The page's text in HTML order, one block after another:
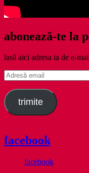
abonează-te la
lasă aici adresa ta de e-
Adresă
email
trimite
facebook
facebook